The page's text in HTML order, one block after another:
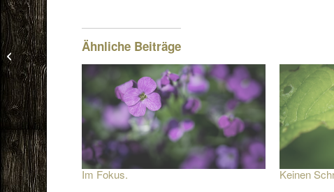
Ähnliche Beiträge
Im Fokus. Keinen
Dieburg Altstadt (1/3)